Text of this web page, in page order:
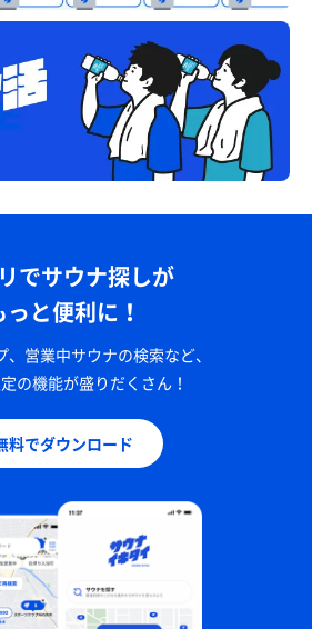
でサウナ探しが
っと便利に！
、営業中サウナの検索など、
の機能が盛りだくさん！
料でダウンロード